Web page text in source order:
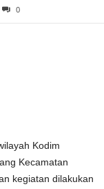
0
Kodim
Kecamatan
kegiatan dilakukan